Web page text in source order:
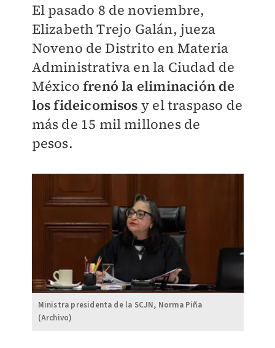
El pasado 8 de noviembre,
Elizabeth Trejo Galán, jueza
Noveno de Distrito en Materia
Administrativa en la Ciudad de
México frenó la eliminación de
los fideicomisos y el traspaso de
más de 15 mil millones de
pesos.
Ministra presidenta de la SCJN, Norma Piña
(Archivo)